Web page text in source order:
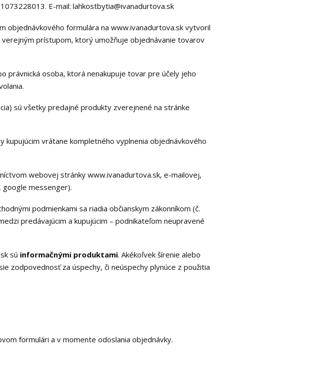
E-mail: lahkostbytia@ivanadurtova.sk
formulára na www.ivanadurtova.sk vytvoril
prístupom, ktorý umožňuje objednávanie tovarov
právnická osoba, ktorá nenakupuje tovar pre účely jeho
sú všetky predajné produkty zverejnené na stránke
vrátane kompletného vyplnenia objednávkového
webovej stránky www.ivanadurtova.sk, e-mailovej,
google messenger).
podmienkami sa riadia občianskym zákonníkom (č.
predávajúcim a kupujúcim – podnikateľom neupravené
sú informačnými produktami. Akékoľvek šírenie alebo
zodpovednosť za úspechy, či neúspechy plynúce z použitia
formulári a v momente odoslania objednávky.